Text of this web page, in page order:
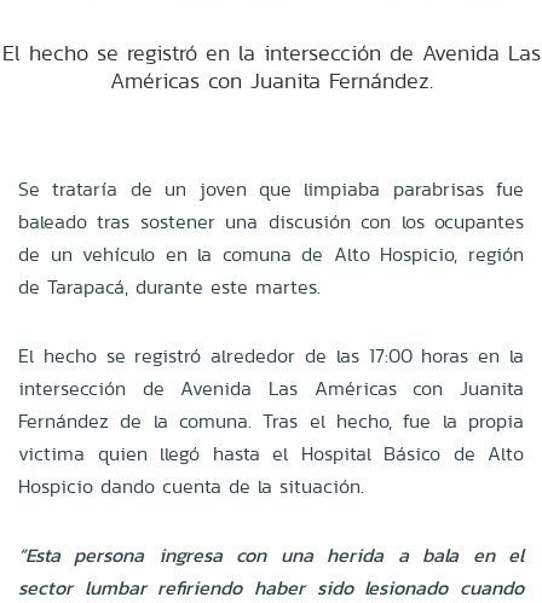
El hecho se registró en la intersección de Avenida Las
Américas con Juanita Fernández.
Se trataría de un joven que limpiaba parabrisas fue
baleado tras sostener una discusión con los ocupantes
de un vehículo en la comuna de Alto Hospicio, región
de Tarapacá, durante este martes.
El hecho se registró alrededor de las 17:00 horas en la
intersección de Avenida Las Américas con Juanita
Fernández de la comuna. Tras el hecho, fue la propia
victima quien llegó hasta el Hospital Básico de Alto
Hospicio dando cuenta de la situación.
“Esta persona ingresa con una herida a bala en el
sector lumbar refiriendo haber sido lesionado cuando